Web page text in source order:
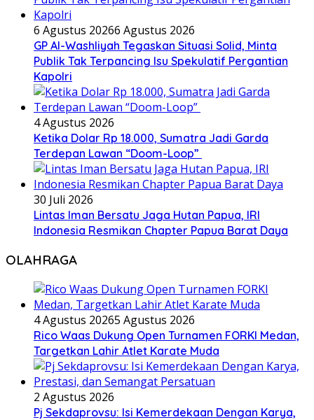
6 Agustus 20266 Agustus 2026
GP Al-Washliyah Tegaskan Situasi Solid, Minta
Publik Tak Terpancing Isu Spekulatif Pergantian
Kapolri
4 Agustus 2026
Ketika Dolar Rp 18.000, Sumatra Jadi Garda
Terdepan Lawan “Doom-Loop”
30 Juli 2026
Lintas Iman Bersatu Jaga Hutan Papua, IRI
Indonesia Resmikan Chapter Papua Barat Daya
OLAHRAGA
4 Agustus 20265 Agustus 2026
Rico Waas Dukung Open Turnamen FORKI Medan,
Targetkan Lahir Atlet Karate Muda
2 Agustus 2026
Pj Sekdaprovsu: Isi Kemerdekaan Dengan Karya,